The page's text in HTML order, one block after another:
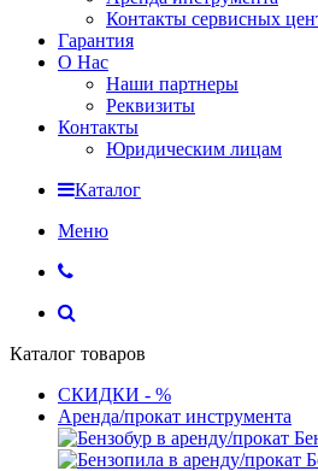
Контакты сервисных
Гарантия
О Нас
Наши партнеры
Реквизиты
Контакты
Юридическим лицам
Каталог
Меню
Каталог товаров
СКИДКИ - %
Аренда/прокат инструмента